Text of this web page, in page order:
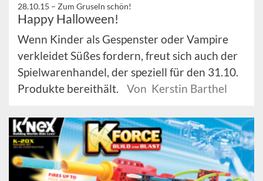
28.10.15 – Zum Gruseln schön!
Happy Halloween!
Wenn Kinder als Gespenster oder Vampire
verkleidet Süßes fordern, freut sich auch der
Spielwarenhandel, der speziell für den 31.10.
Produkte bereithält.
Von Kerstin Barthel